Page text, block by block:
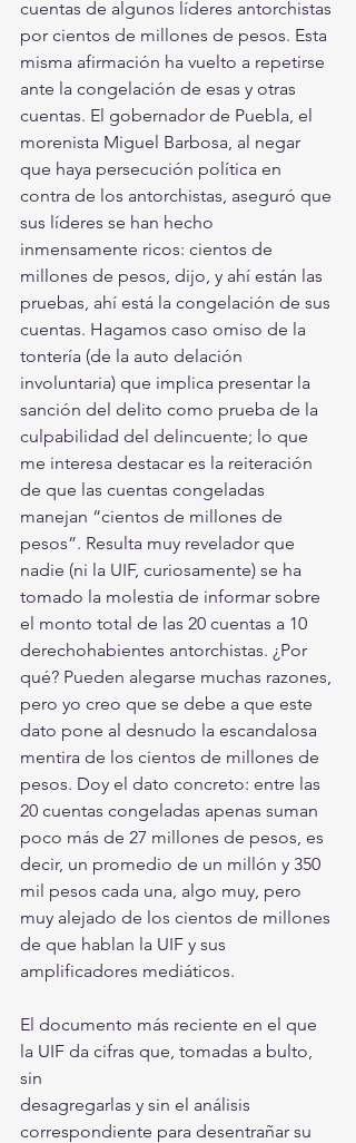
cuentas de algunos líderes antorchistas
por cientos de millones de pesos. Esta
misma afirmación ha vuelto a repetirse
ante la congelación de esas y otras
cuentas. El gobernador de Puebla, el
morenista Miguel Barbosa, al negar
que haya persecución política en
contra de los antorchistas, aseguró que
sus líderes se han hecho
inmensamente ricos: cientos de
millones de pesos, dijo, y ahí están las
pruebas, ahí está la congelación de sus
cuentas. Hagamos caso omiso de la
tontería (de la auto delación
involuntaria) que implica presentar la
sanción del delito como prueba de la
culpabilidad del delincuente; lo que
me interesa destacar es la reiteración
de que las cuentas congeladas
manejan “cientos de millones de
pesos”. Resulta muy revelador que
nadie (ni la UIF, curiosamente) se ha
tomado la molestia de informar sobre
el monto total de las 20 cuentas a 10
derechohabientes antorchistas. ¿Por
qué? Pueden alegarse muchas razones,
pero yo creo que se debe a que este
dato pone al desnudo la escandalosa
mentira de los cientos de millones de
pesos. Doy el dato concreto: entre las
20 cuentas congeladas apenas suman
poco más de 27 millones de pesos, es
decir, un promedio de un millón y 350
mil pesos cada una, algo muy, pero
muy alejado de los cientos de millones
de que hablan la UIF y sus
amplificadores mediáticos.
El documento más reciente en el que
la UIF da cifras que, tomadas a bulto,
sin
desagregarlas y sin el análisis
correspondiente para desentrañar su